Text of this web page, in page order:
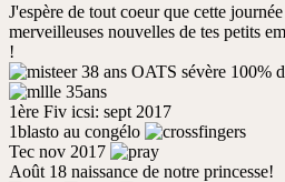
J'espère de tout coeur que cette
merveilleuses nouvelles de tes petits
!
38 ans OATS sévère 100%
35ans
1ère Fiv icsi: sept 2017
1blasto au congélo
Tec nov 2017
Août 18 naissance de notre princesse!